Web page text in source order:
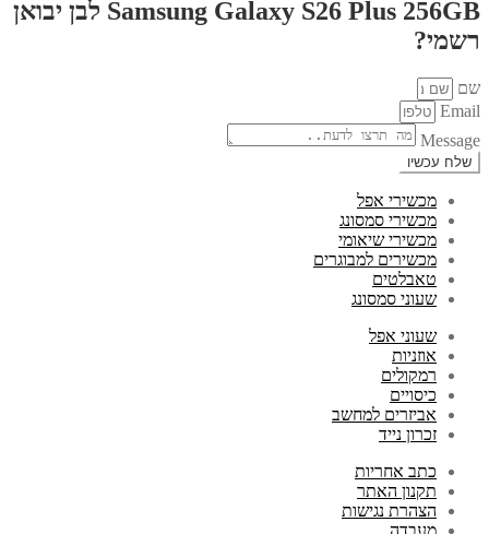
Samsung Galaxy S26 Plus 256GB לבן יבואן
רשמי?
שם
Email
Message
שלח עכשיו
מכשירי אפל
מכשירי סמסונג
מכשירי שיאומי
מכשירים למבוגרים
טאבלטים
שעוני סמסונג
שעוני אפל
אוזניות
רמקולים
כיסויים
אביזרים למחשב
זכרון נייד
כתב אחריות
תקנון האתר
הצהרת נגישות